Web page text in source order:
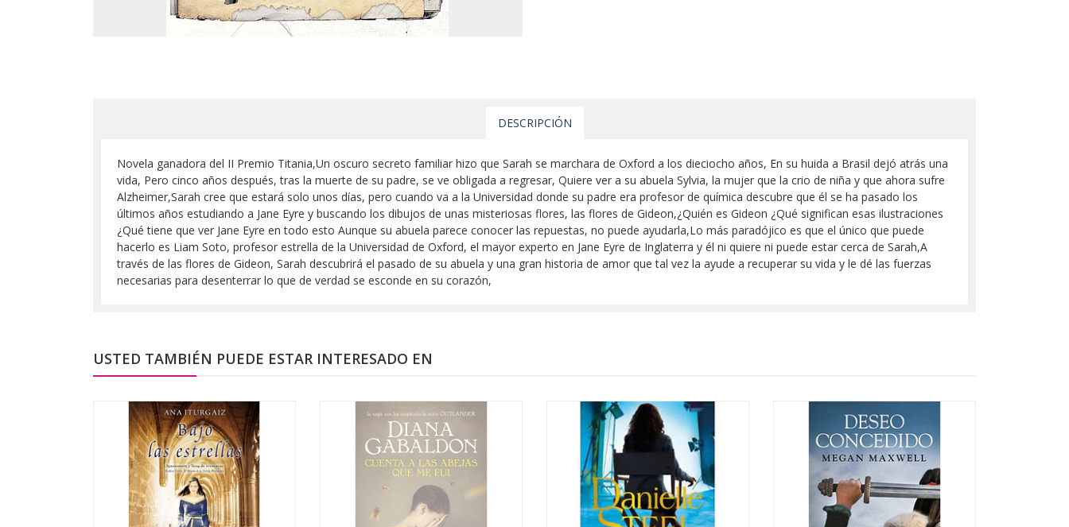
DESCRIPCIÓN
Novela ganadora del II Premio Titania,Un oscuro secreto familiar hizo que Sarah se marchara de Oxford a los dieciocho años, En su huida a Brasil dejó atrás una
vida, Pero cinco años después, tras la muerte de su padre, se ve obligada a regresar, Quiere ver a su abuela Sylvia, la mujer que la crio de niña y que ahora sufre
Alzheimer,Sarah cree que estará solo unos días, pero cuando va a la Universidad donde su padre era profesor de química descubre que él se ha pasado los
últimos años estudiando a Jane Eyre y buscando los dibujos de unas misteriosas flores, las flores de Gideon,¿Quién es Gideon ¿Qué significan esas ilustraciones
¿Qué tiene que ver Jane Eyre en todo esto Aunque su abuela parece conocer las repuestas, no puede ayudarla,Lo más paradójico es que el único que puede
hacerlo es Liam Soto, profesor estrella de la Universidad de Oxford, el mayor experto en Jane Eyre de Inglaterra y él ni quiere ni puede estar cerca de Sarah,A
través de las flores de Gideon, Sarah descubrirá el pasado de su abuela y una gran historia de amor que tal vez la ayude a recuperar su vida y le dé las fuerzas
necesarias para desenterrar lo que de verdad se esconde en su corazón,
USTED TAMBIÉN PUEDE ESTAR INTERESADO EN